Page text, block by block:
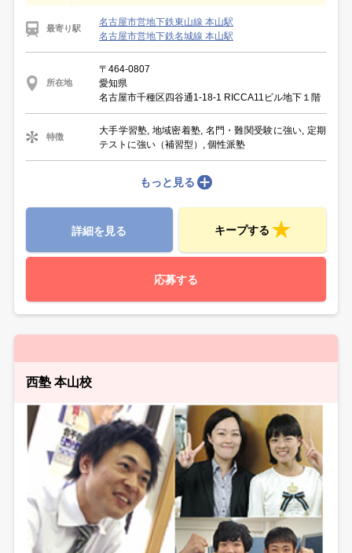
最寄り駅
名古屋市営地下鉄東山線 本山駅
名古屋市営地下鉄名城線 本山駅
所在地
〒464-0807
愛知県
名古屋市千種区四谷通1-18-1 RICCA11ビル地下１階
特徴
大手学習塾, 地域密着塾, 名門・難関受験に強い, 定期
テストに強い（補習型）, 個性派塾
もっと見る
詳細を見る キープする
応募する
西塾 本山校